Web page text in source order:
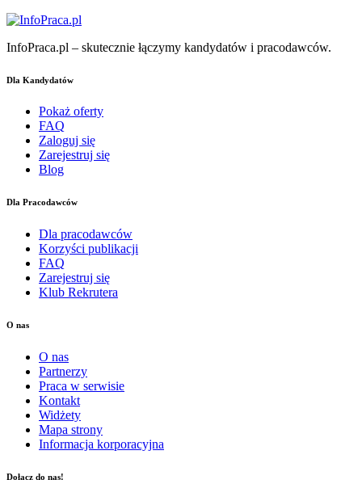
InfoPraca.pl – skutecznie łączymy kandydatów i pracodawców.
Dla Kandydatów
Pokaż oferty
FAQ
Zaloguj się
Zarejestruj się
Blog
Dla Pracodawców
Dla pracodawców
Korzyści publikacji
FAQ
Zarejestruj się
Klub Rekrutera
O nas
O nas
Partnerzy
Praca w serwisie
Kontakt
Widżety
Mapa strony
Informacja korporacyjna
Dołącz do nas!